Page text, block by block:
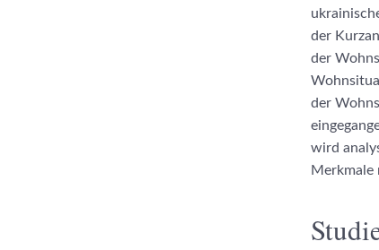
der
der
der
wird
Merkmale